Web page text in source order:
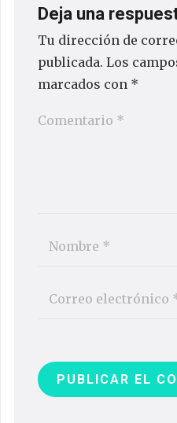
Deja una
Tu dirección de
publicada. Los
marcados con *
PUBLICAR EL